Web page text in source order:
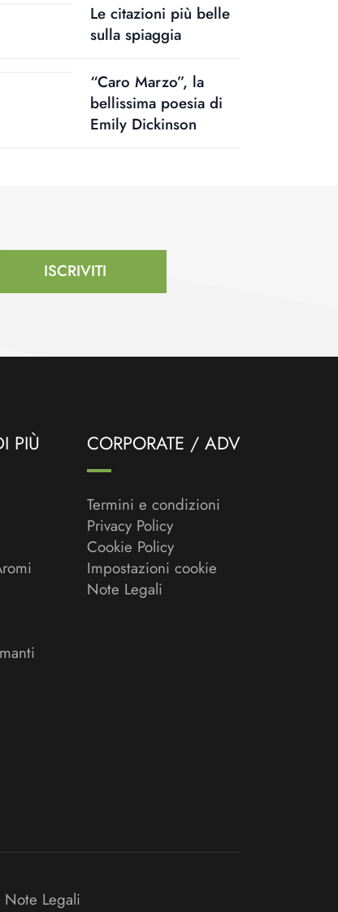
Le citazioni più belle
sulla spiaggia
“Caro Marzo”, la
bellissima poesia di
Emily Dickinson
ISCRIVITI
PIÙ CORPORATE / ADV
Termini e condizioni
Privacy Policy
Cookie Policy
Impostazioni cookie
Note Legali
Note Legali